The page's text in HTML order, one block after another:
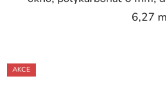
6,27
AKCE